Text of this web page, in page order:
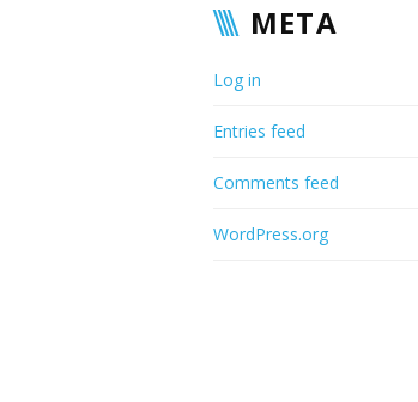
META
Log in
Entries feed
Comments feed
WordPress.org